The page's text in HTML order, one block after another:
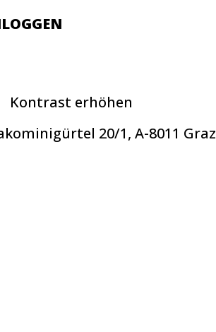
Kontrast erhöhen
20/1, A-8011 Graz